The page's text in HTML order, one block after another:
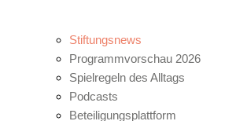
Stiftungsnews
Programmvorschau 2026
Spielregeln des Alltags
Podcasts
Beteiligungsplattform